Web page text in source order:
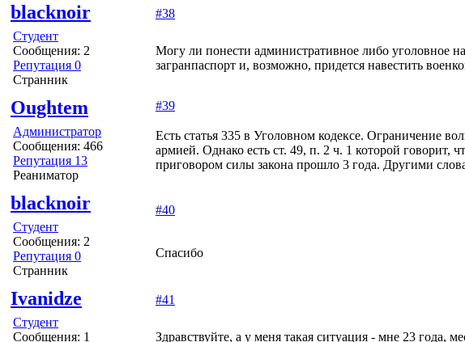
blacknoir
Студент
Сообщения: 2
Репутация 0
Странник
#38
Могу ли понести административное либо уголовное
загранпаспорт и, возможно, придется навестить
Oughtem
Администратор
Сообщения: 466
Репутация 13
Реаниматор
#39
Есть статья 335 в Уголовном кодексе. Ограничение
армией. Однако есть ст. 49, п. 2 ч. 1 которой говорит,
приговором силы закона прошло 3 года. Другими
blacknoir
Студент
Сообщения: 2
Репутация 0
Странник
#40
Спасибо
Ivanidze
Студент
Сообщения: 1
#41
Здравствуйте, а у меня такая ситуация - мне 23 года,